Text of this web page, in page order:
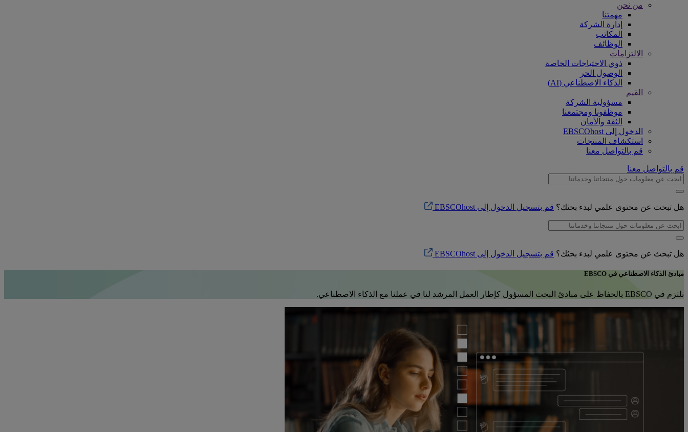
من نحن
مهمتنا
إدارة الشركة
المكاتب
الوظائف
الالتزامات
ذوي الاحتياجات الخاصة
الوصول الحر
الذكاء الاصطناعي (AI)
القيم
مسؤولية الشركة
موظفونا ومجتمعنا
الثقة والأمان
الدخول إلى EBSCOhost
استكشاف المنتجات
قم بالتواصل معنا
قم بالتواصل معنا
هل تبحث عن محتوى علمي لبدء بحثك؟ قم بتسجيل الدخول إلى EBSCOhost
هل تبحث عن محتوى علمي لبدء بحثك؟ قم بتسجيل الدخول إلى EBSCOhost
مبادئ الذكاء الاصطناعي في EBSCO
نلتزم في EBSCO بالحفاظ على مبادئ البحث المسؤول كإطار العمل المرشد لنا في عملنا مع الذكاء الاصطناعي.